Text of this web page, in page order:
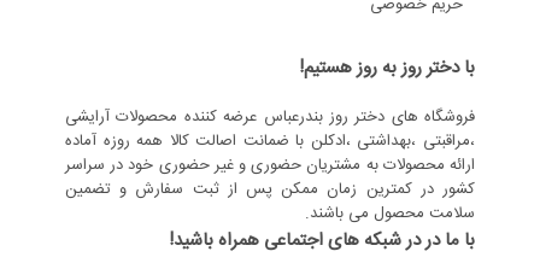
با دختر روز به روز هستیم!
فروشگاه های دختر روز بندرعباس عرضه کننده محصولات آرایشی
،مراقبتی ،بهداشتی ،ادکلن با ضمانت اصالت کالا همه روزه آماده
ارائه محصولات به مشتریان حضوری و غیر حضوری خود در سراسر
کشور در کمترین زمان ممکن پس از ثبت سفارش و تضمین
سلامت محصول می باشند.
با ما در در شبکه های اجتماعی همراه باشید!